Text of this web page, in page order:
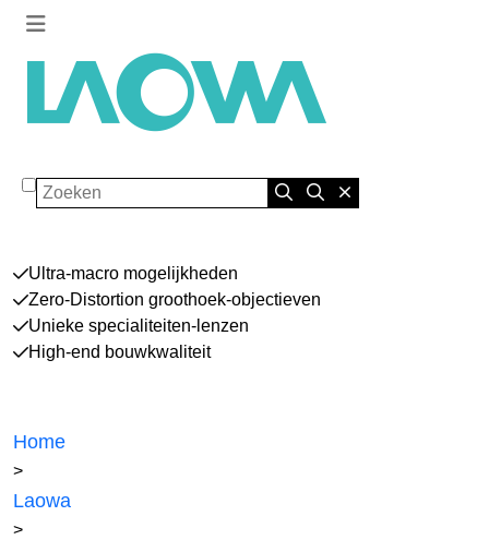
Zoeken
Ultra-macro mogelijkheden
Zero-Distortion groothoek-objectieven
Unieke specialiteiten-lenzen
High-end bouwkwaliteit
Home
>
Laowa
>